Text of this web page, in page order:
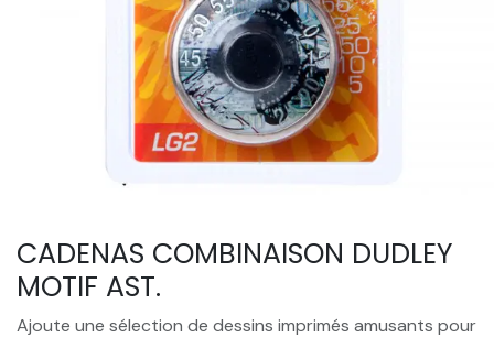
CADENAS COMBINAISON DUDLEY
MOTIF AST.
Ajoute une sélection de dessins imprimés amusants pour